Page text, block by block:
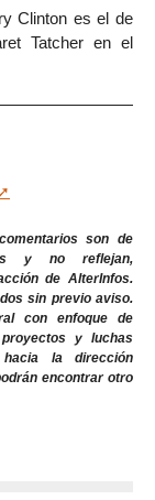
Clinton es el de
Tatcher en el
son de
y no reflejan,
de AlterInfos.
sin previo aviso.
con enfoque de
y luchas
hacia la dirección
encontrar otro